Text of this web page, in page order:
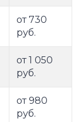
от 730
руб.
от 1 050
руб.
от 980
руб.